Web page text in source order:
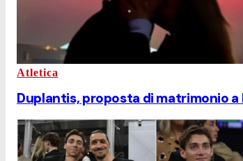
Atletica
Duplantis, proposta di matrimonio a